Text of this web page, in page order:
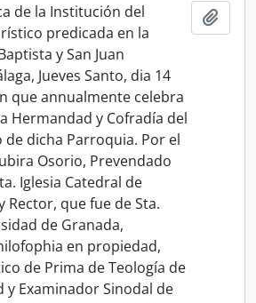
de la Institución del
predicada en la
y San Juan
Jueves Santo, dia 14
que annualmente celebra
Hermandad y Cofradía del
de dicha Parroquia. Por el
Osorio, Prevendado
Iglesia Catedral de
Rector, que fue de Sta.
de Granada,
en propiedad,
de Prima de Teología de
y Examinador Sinodal de